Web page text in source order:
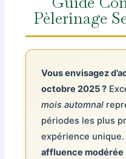
Pèlerinage
Vous envisagez
octobre 2025 ?
mois automnal
périodes les plus
expérience
affluence modérée